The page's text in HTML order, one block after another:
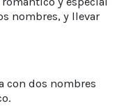
nombres, y llevar
con dos nombres